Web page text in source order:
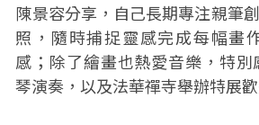
陳景容分享，自己長期專注親筆
照，隨時捕捉靈感完成每幅畫
感；除了繪畫也熱愛音樂，特
琴演奏，以及法華禪寺舉辦特展